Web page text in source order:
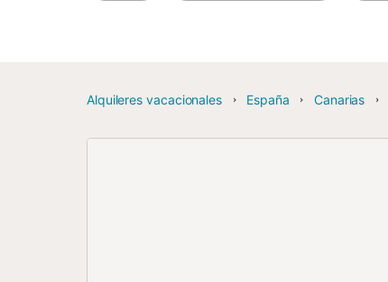
Alquileres vacacionales España Canarias